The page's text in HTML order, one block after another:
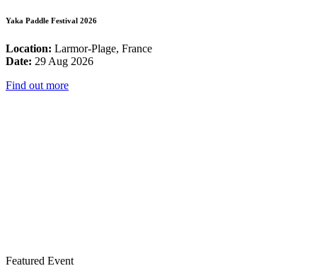
Yaka Paddle Festival 2026
Location: Larmor-Plage, France
Date: 29 Aug 2026
Find out more
Featured Event